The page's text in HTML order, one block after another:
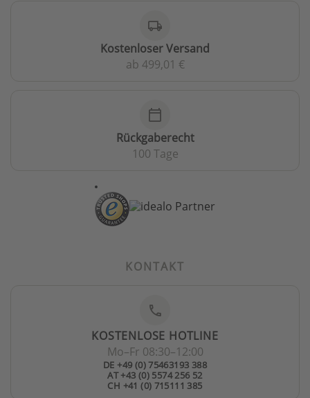
local_shipping
Kostenloser Versand
ab 499,01 €
calendar_today
Rückgaberecht
100 Tage
KONTAKT
phone
KOSTENLOSE HOTLINE
Mo–Fr 08:30–12:00
DE +49 (0) 75463193 388
AT +43 (0) 5574 256 52
CH +41 (0) 715111 385